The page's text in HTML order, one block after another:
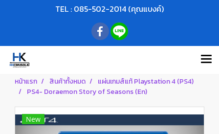
TEL : 085-502-2014 (คุณแบงค์)
หน้าแรก สินค้าทั้งหมด
แผ่นเกมส์แท้ Playstation 4 (PS4)
PS4- Doraemon Story of Seasons (En)
New